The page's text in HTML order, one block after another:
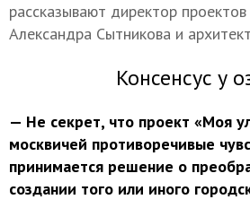
рассказывают директор
Александра Сытникова и
Консенсус у
— Не секрет, что проект «Моя
москвичей противоречивые
принимается решение о
создании того или иного